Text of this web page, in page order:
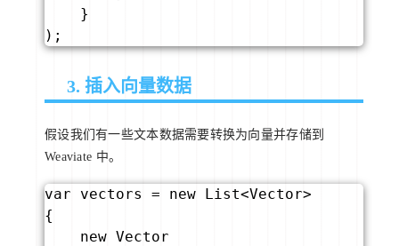
}
);
3. 插入向量数据
假设我们有一些文本数据需要转换为向量并存储到
Weaviate 中。
var vectors = new List<Vector>
{
new Vector